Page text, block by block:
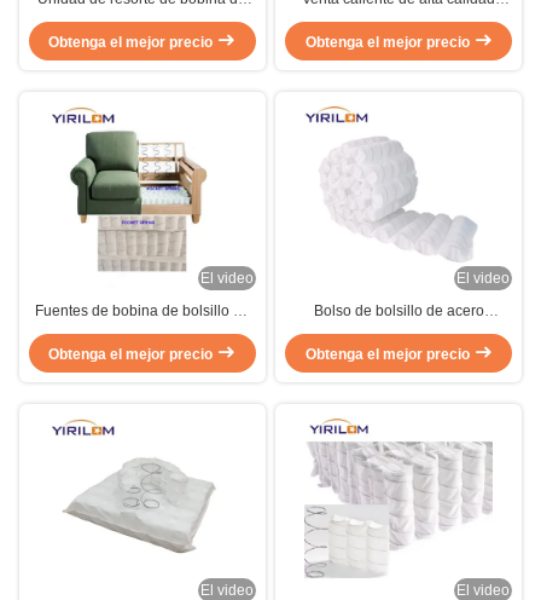
bolsillo de 1.8 mm de 20X20
pulgadas personalizada para
cojín de sofá
Obtenga el mejor precio
Precio barato 18*18*4 pulgadas
Exportado de bolsillo de bobina
Primaveras para cojines de sofá
Obtenga el mejor precio
El video
Fuentes de bobina de bolsillo de
2,3 mm de diámetro de alto
rendimiento para cojines de sofá
Obtenga el mejor precio
El video
Bolso de bolsillo de acero
inoxidable y bolsillo de
compresión para el cojín del sofá
Obtenga el mejor precio
El video
El video